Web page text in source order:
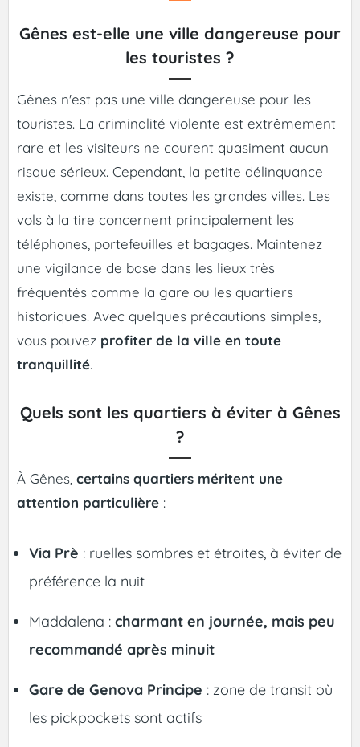
Gênes est-elle une ville dangereuse pour
les touristes ?
Gênes n'est pas une ville dangereuse pour les
touristes. La criminalité violente est extrêmement
rare et les visiteurs ne courent quasiment aucun
risque sérieux. Cependant, la petite délinquance
existe, comme dans toutes les grandes villes. Les
vols à la tire concernent principalement les
téléphones, portefeuilles et bagages. Maintenez
une vigilance de base dans les lieux très
fréquentés comme la gare ou les quartiers
historiques. Avec quelques précautions simples,
vous pouvez profiter de la ville en toute
tranquillité.
Quels sont les quartiers à éviter à Gênes
?
À Gênes, certains quartiers méritent une
attention particulière :
Via Prè : ruelles sombres et étroites, à éviter de
préférence la nuit
Maddalena : charmant en journée, mais peu
recommandé après minuit
Gare de Genova Principe : zone de transit où
les pickpockets sont actifs